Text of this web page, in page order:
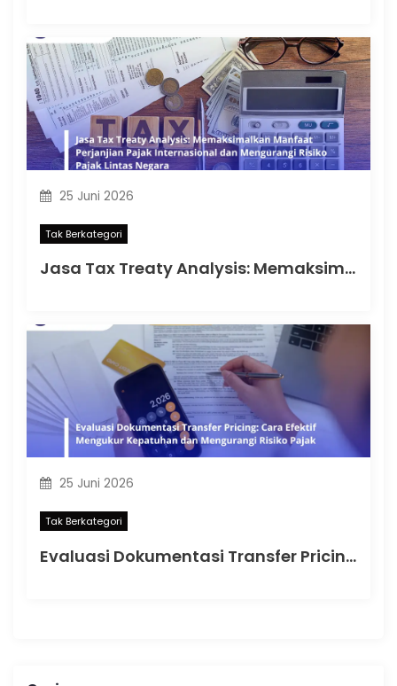
25 Juni 2026
Tak Berkategori
Jasa Tax Treaty Analysis: Memaksimalkan Manfaat Perjanjian Pajak Internasional dan Mengurangi Risiko Pajak Lintas Negara
25 Juni 2026
Tak Berkategori
Evaluasi Dokumentasi Transfer Pricing: Cara Efektif Mengukur Kepatuhan dan Mengurangi Risiko Pajak